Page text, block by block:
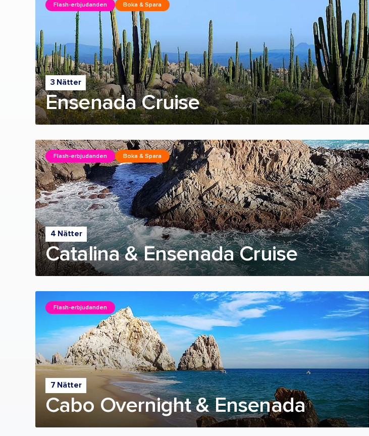
3 Nätter
Ensenada Cruise
Flash-erbjudanden Boka & Spara
4 Nätter
Catalina & Ensenada Cruise
Flash-erbjudanden Boka & Spara
7 Nätter
Cabo Overnight & Ensenada
Flash-erbjudanden